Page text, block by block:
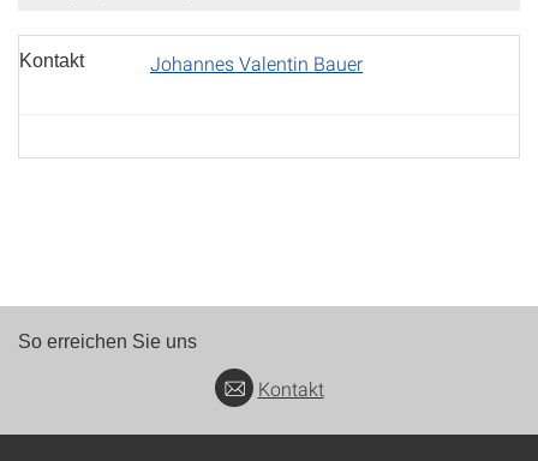
Kontakt Johannes Valentin Bauer
So erreichen Sie uns
Kontakt